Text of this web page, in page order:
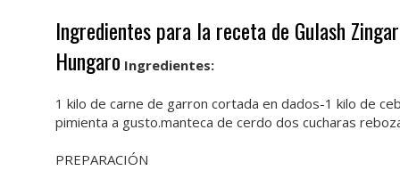
Ingredientes para la receta de Gulash
Hungaro Ingredientes:
1 kilo de carne de garron cortada en dados-1 kilo de
pimienta a gusto.manteca de cerdo dos cucharas
PREPARACIÓN